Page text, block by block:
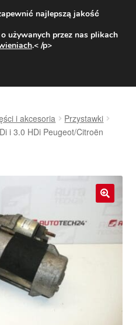
od 31 zł
800 003 167
i akcesoria
Przystawki
i 3.0 HDi Peugeot/Citroën
najlepszą jakość
używanych przez nas plikach
.< /p>